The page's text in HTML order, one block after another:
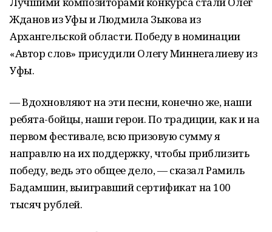
Жданов из Уфы и Людмила Зыкова из
Архангельской области. Победу в номинации
«Автор слов» присудили Олегу Миннегалиеву из
Уфы.
— Вдохновляют на эти песни, конечно же, наши
ребята-бойцы, наши герои. По традиции, как и на
первом фестивале, всю призовую сумму я
направлю на их поддержку, чтобы приблизить
победу, ведь это общее дело, — сказал Рамиль
Бадамшин, выигравший сертификат на 100
тысяч рублей.